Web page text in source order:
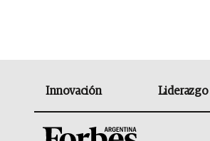
Innovación Liderazgo